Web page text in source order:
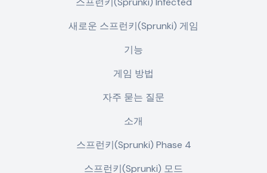
새로운 스프런키(Sprunki) 게임
기능
게임 방법
자주 묻는 질문
소개
스프런키(Sprunki) Phase 4
스프런키(Sprunki) 모드